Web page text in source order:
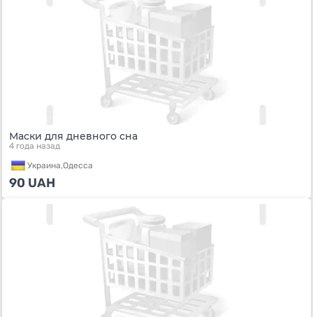
Маски для дневного сна
4 года назад
Украина,Одесса
90 UAH